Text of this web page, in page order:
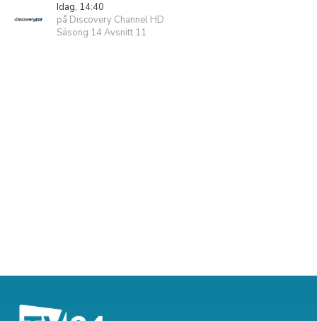
Idag, 14:40
på Discovery Channel HD
Säsong 14 Avsnitt 11